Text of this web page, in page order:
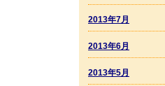
2013年7月
2013年6月
2013年5月